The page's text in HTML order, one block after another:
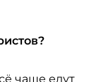
чаще едут